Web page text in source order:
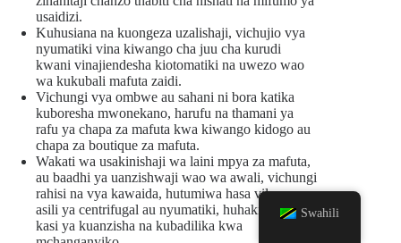
usaidizi.
Kuhusiana na kuongeza uzalishaji, vichujio vya
nyumatiki vina kiwango cha juu cha kurudi
kwani vinajiendesha kiotomatiki na uwezo wao
wa kukubali mafuta zaidi.
Vichungi vya ombwe au sahani ni bora katika
kuboresha mwonekano, harufu na thamani ya
rafu ya chapa za mafuta kwa kiwango kidogo au
chapa za boutique za mafuta.
Wakati wa usakinishaji wa laini mpya za mafuta,
au baadhi ya uanzishwaji wao wa awali, vichungi
rahisi na vya kawaida, hutumiwa hasa vile vya
asili ya centrifugal au nyumatiki, huhakikishia
kasi ya kuanzisha na kubadilika kwa
Swahili